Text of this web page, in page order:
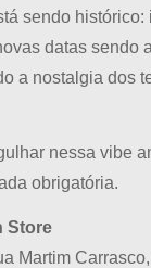
sendo histórico:
datas sendo
a nostalgia dos
nessa vibe
obrigatória.
Store
Martim